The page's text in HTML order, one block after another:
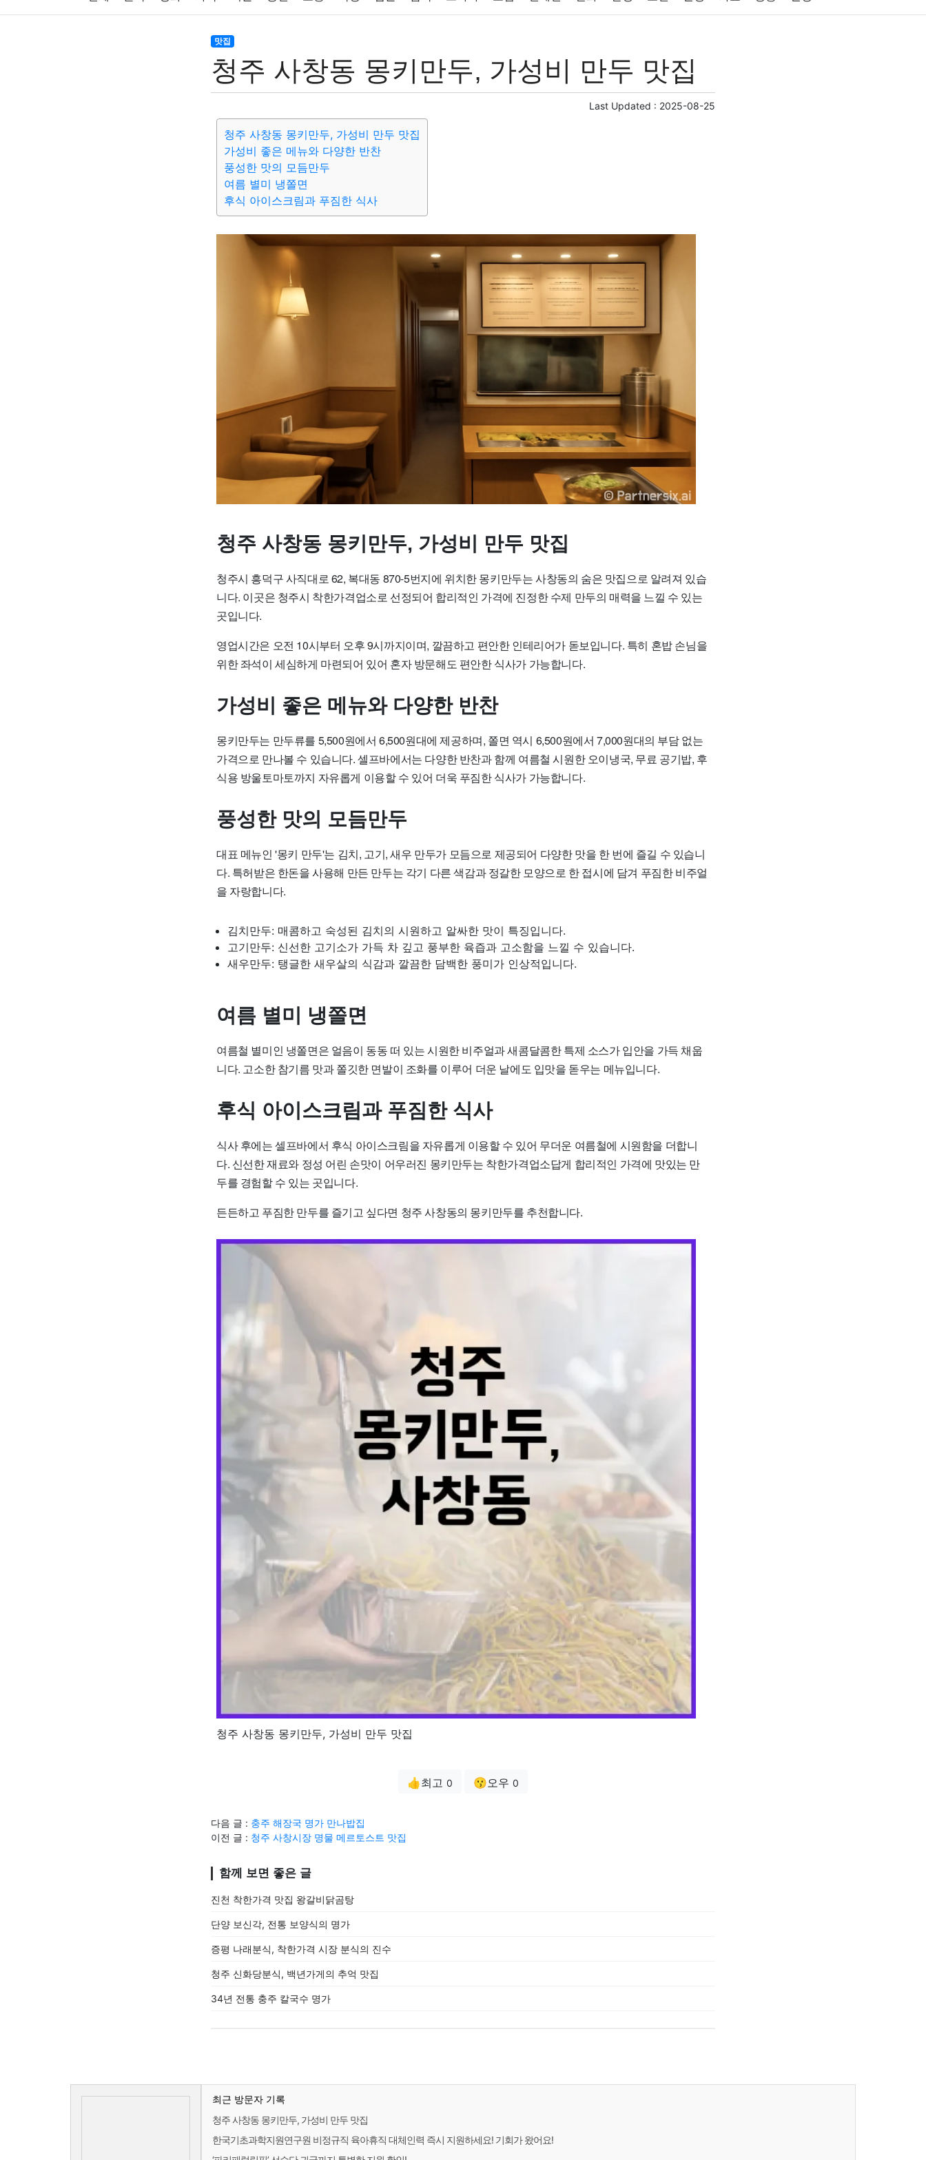
블록체인
여행 맛집 IT 컴퓨터 기술 종교 사회 정치 건강 의료 의학 경제 마케팅 부동산
맛집
청주 사창동 몽키만두, 가성비 만두 맛집
Last Updated : 2025-08-25
청주 사창동 몽키만두, 가성비 만두 맛집
가성비 좋은 메뉴와 다양한 반찬
풍성한 맛의 모듬만두
여름 별미 냉쫄면
후식 아이스크림과 푸짐한 식사
청주 사창동 몽키만두, 가성비 만두 맛집
청주시 흥덕구 사직대로 62, 복대동 870-5번지에 위치한몽키만두는 사창동의 숨은 맛집으로 알려져 있습
니다. 이곳은 청주시 착한가격업소로 선정되어 합리적인 가격에 진정한 수제 만두의 매력을 느낄 수 있는
곳입니다.
영업시간은 오전 10시부터 오후 9시까지이며, 깔끔하고 편안한 인테리어가 돋보입니다. 특히 혼밥 손님을
위한 좌석이 세심하게 마련되어 있어 혼자 방문해도 편안한 식사가 가능합니다.
가성비 좋은 메뉴와 다양한 반찬
몽키만두는 만두류를 5,500원에서 6,500원대에 제공하며, 쫄면 역시 6,500원에서 7,000원대의 부담 없는
가격으로 만나볼 수 있습니다. 셀프바에서는 다양한 반찬과 함께 여름철 시원한 오이냉국, 무료 공기밥, 후
식용 방울토마토까지 자유롭게 이용할 수 있어 더욱 푸짐한 식사가 가능합니다.
풍성한 맛의 모듬만두
대표 메뉴인 '몽키 만두'는 김치, 고기, 새우 만두가 모듬으로 제공되어 다양한 맛을 한 번에 즐길 수 있습니
다. 특허받은 한돈을 사용해 만든 만두는 각기 다른 색감과 정갈한 모양으로 한 접시에 담겨 푸짐한 비주얼
을 자랑합니다.
김치만두: 매콤하고 숙성된 김치의 시원하고 알싸한 맛이 특징입니다.
고기만두: 신선한 고기소가 가득 차 깊고 풍부한 육즙과 고소함을 느낄 수 있습니다.
새우만두: 탱글한 새우살의 식감과 깔끔한 담백한 풍미가 인상적입니다.
여름 별미 냉쫄면
여름철 별미인 냉쫄면은 얼음이 동동 떠 있는 시원한 비주얼과 새콤달콤한 특제 소스가 입안을 가득 채웁
니다. 고소한 참기름 맛과 쫄깃한 면발이 조화를 이루어 더운 날에도 입맛을 돋우는 메뉴입니다.
후식 아이스크림과 푸짐한 식사
식사 후에는 셀프바에서 후식 아이스크림을 자유롭게 이용할 수 있어 무더운 여름철에 시원함을 더합니
다. 신선한 재료와 정성 어린 손맛이 어우러진 몽키만두는 착한가격업소답게 합리적인 가격에 맛있는 만
두를 경험할 수 있는 곳입니다.
든든하고 푸짐한 만두를 즐기고 싶다면 청주 사창동의 몽키만두를 추천합니다.
청주 사창동 몽키만두, 가성비 만두 맛집
👍최고 0 😗오우 0
다음 글 : 충주 해장국 명가 만나밥집
이전 글 : 청주 사창시장 명물 메르토스트 맛집
함께 보면 좋은 글
진천 착한가격 맛집 왕갈비닭곰탕
단양 보신각, 전통 보양식의 명가
증평 나래분식, 착한가격 시장 분식의 진수
청주 신화당분식, 백년가게의 추억 맛집
34년 전통 충주 칼국수 명가
최근 방문자 기록
청주 사창동 몽키만두, 가성비 만두 맛집
한국기초과학지원연구원 비정규직 육아휴직 대체인력 즉시 지원하세요! 기회가 왔어요!